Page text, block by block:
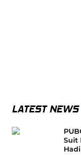
LATEST NEWS
Suit